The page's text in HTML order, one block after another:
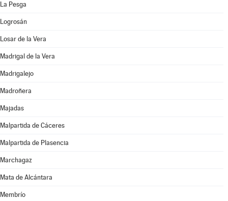
La Pesga
Logrosán
Losar de la Vera
Madrigal de la Vera
Madrigalejo
Madroñera
Majadas
Malpartida de Cáceres
Malpartida de Plasencia
Marchagaz
Mata de Alcántara
Membrío